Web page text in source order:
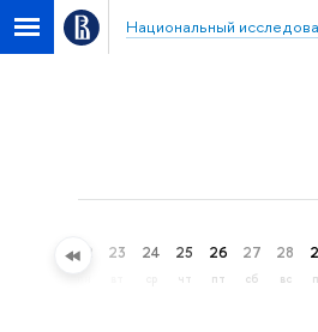
Национальный
22 23 24 25
чт
26
пт
27
сб
28
вс